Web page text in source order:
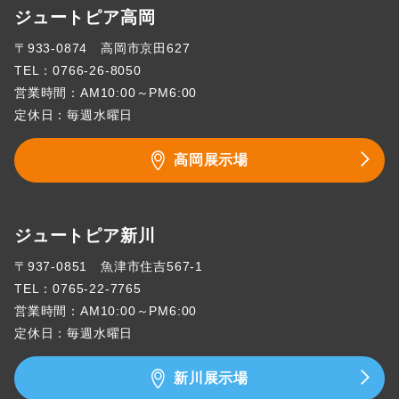
ジュートピア高岡
〒933-0874 高岡市京田627
TEL：0766-26-8050
営業時間：AM10:00～PM6:00
定休日：毎週水曜日
高岡展示場
ジュートピア新川
〒937-0851 魚津市住吉567-1
TEL：0765-22-7765
営業時間：AM10:00～PM6:00
定休日：毎週水曜日
新川展示場